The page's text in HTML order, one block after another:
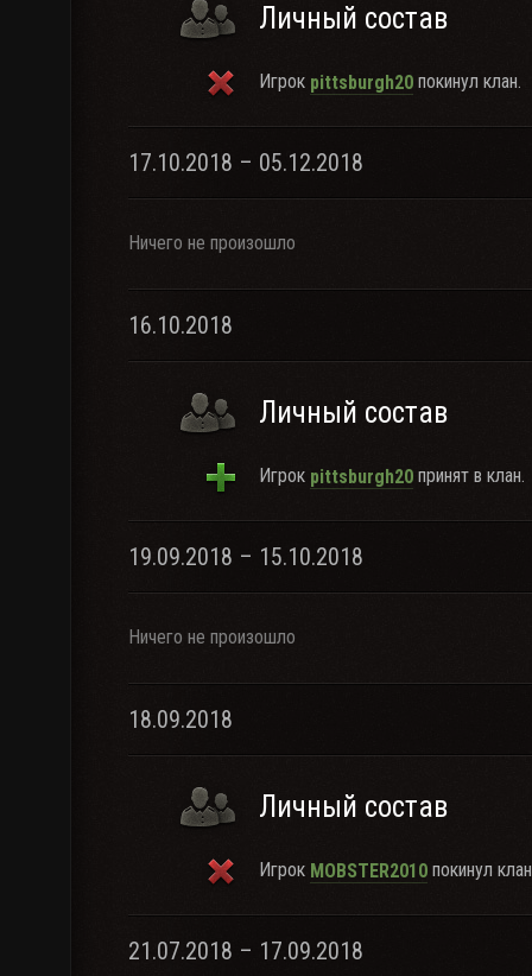
Личный состав
Игрок pittsburgh20 покинул клан.
17.10.2018 – 05.12.2018
Ничего не произошло
16.10.2018
Личный состав
Игрок pittsburgh20 принят в клан.
19.09.2018 – 15.10.2018
Ничего не произошло
18.09.2018
Личный состав
Игрок MOBSTER2010 покинул
21.07.2018 – 17.09.2018